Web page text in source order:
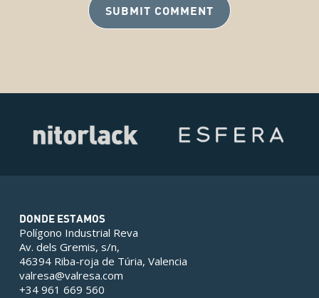
DONDE ESTAMOS
Polígono Industrial Reva
Av. dels Gremis, s/n,
46394 Riba-roja de Túria, Valencia
valresa@valresa.com
+34 961 669 560